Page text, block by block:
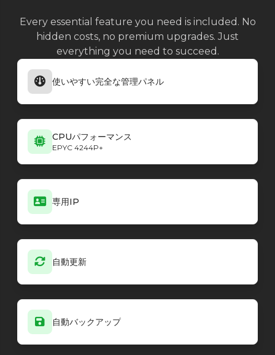
Every essential feature you need is included. No
hidden costs, no premium upgrades. Just
everything you need to succeed.
使いやすい完全な管理パネル
CPUパフォーマンス
EPYC 4244P+
専用IP
自動更新
自動バックアップ